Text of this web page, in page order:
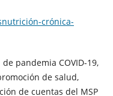
crónica-
pandemia COVID-19,
de salud,
de cuentas del MSP